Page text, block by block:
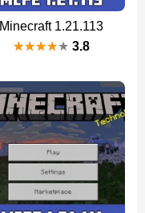
Minecraft 1.21.113
3.8